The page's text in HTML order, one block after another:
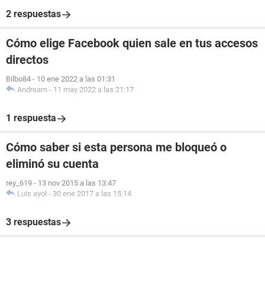
2 respuestas
Cómo elige Facebook quien sale en tus accesos
directos
Bilbo84 - 10 ene 2022 a las 01:31
Andream - 11 may 2022 a las 21:17
1 respuesta
Cómo saber si esta persona me bloqueó o
eliminó su cuenta
rey_619 - 13 nov 2015 a las 13:47
Luis ayol - 30 ene 2017 a las 15:14
3 respuestas